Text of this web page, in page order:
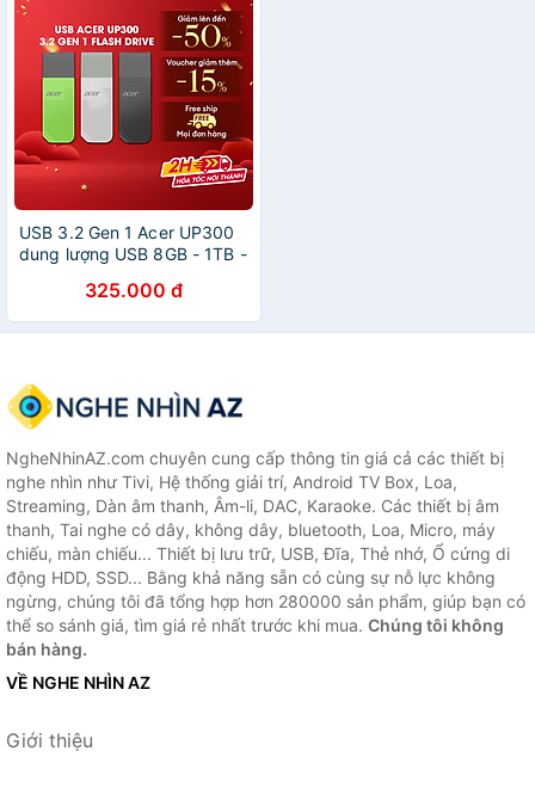
USB 3.2 Gen 1 Acer UP300
dung lượng USB 8GB - 1TB -
325.000 đ
NgheNhinAZ.com chuyên cung cấp thông tin giá cả các thiết bị
nghe nhìn như Tivi, Hệ thống giải trí, Android TV Box, Loa,
Streaming, Dàn âm thanh, Âm-li, DAC, Karaoke. Các thiết bị âm
thanh, Tai nghe có dây, không dây, bluetooth, Loa, Micro, máy
chiếu, màn chiếu... Thiết bị lưu trữ, USB, Đĩa, Thẻ nhớ, Ổ cứng di
động HDD, SSD... Bằng khả năng sẵn có cùng sự nỗ lực không
ngừng, chúng tôi đã tổng hợp hơn 280000 sản phẩm, giúp bạn có
thể so sánh giá, tìm giá rẻ nhất trước khi mua. Chúng tôi không
bán hàng.
VỀ NGHE NHÌN AZ
Giới thiệu